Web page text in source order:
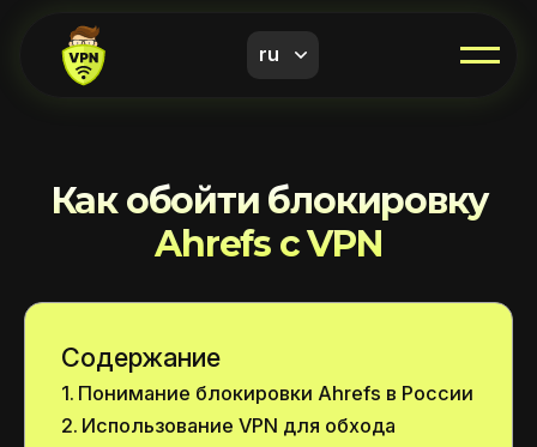
ru
Как обойти блокировку
Ahrefs с VPN
Содержание
Понимание блокировки Ahrefs в России
Использование VPN для обхода